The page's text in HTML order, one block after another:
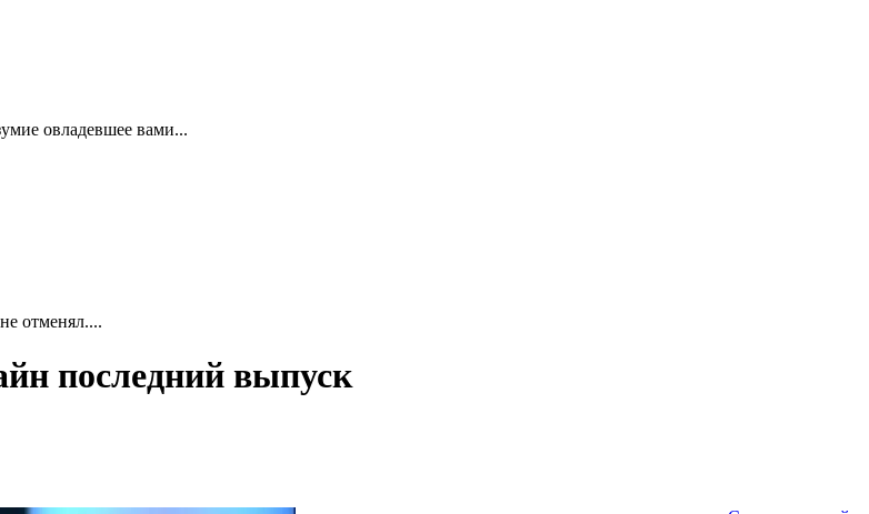
овладевшее вами...
отменял....
последний выпуск